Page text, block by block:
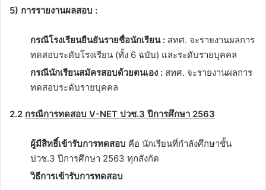
5) การรายงานผลสอบ :
กรณีโรงเรียนยืนยันรายชื่อนักเรียน : สทศ. จะรายงานผลการ
ทดสอบระดับโรงเรียน (ทั้ง 6 ฉบับ) และระดับรายบุคคล
กรณีนักเรียนสมัครสอบด้วยตนเอง : สทศ. จะรายงานผลการ
ทดสอบระดับรายบุคคล
2.2 กรณีการทดสอบ V-NET ปวช.3 ปีการศึกษา 2563
ผู้มีสิทธิ์เข้ารับการทดสอบ คือ นักเรียนที่กำลังศึกษาชั้น
ปวช.3 ปีการศึกษา 2563 ทุกสังกัด
วิธีการเข้ารับการทดสอบ